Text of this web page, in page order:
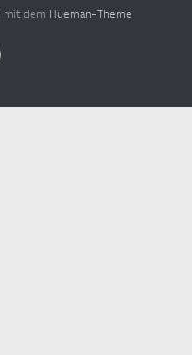
mit dem Hueman-Theme